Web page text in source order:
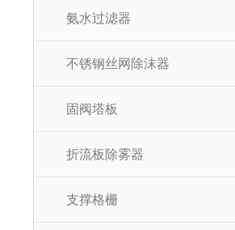
氨水过滤器
不锈钢丝网除沫器
固阀塔板
折流板除雾器
支撑格栅